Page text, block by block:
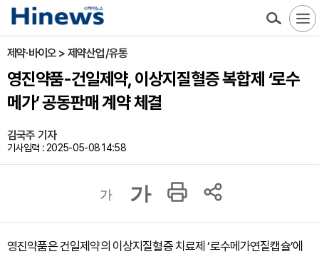
제약·바이오 > 제약산업/유통
영진약품-건일제약, 이상지질혈증 복합제 ‘로수
메가’ 공동판매 계약 체결
김국주 기자
기사입력 : 2025-05-08 14:58
가 가
영진약품은 건일제약의 이상지질혈증 치료제 ‘로수메가연질캡슐’에